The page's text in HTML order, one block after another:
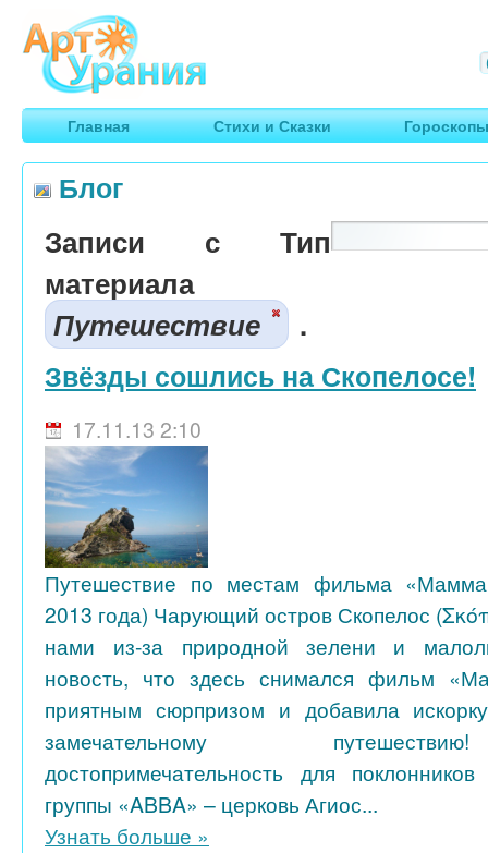
АртУрания
Умные гороскопы, творчество, путешествия
Главная Стихи и Сказки Гороскопы
Блог
Записи с Тип
материала
Путешествие
.
Звёзды сошлись на Скопелосе!
17.11.13 2:10
Путешествие по местам фильма
2013 года) Чарующий остров Скопелос
нами из-за природной зелени и
новость, что здесь снимался фильм
приятным сюрпризом и добавила
замечательному
достопримечательность для
группы «ABBA» – церковь Агиос...
Узнать больше »